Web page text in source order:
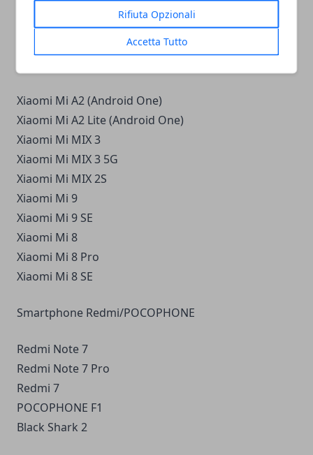
Rifiuta Opzionali
Accetta Tutto
Sony Xperia XZ2 Premium
Sony Xperia XZ3
Xiaomi Mi A2 (Android One)
Xiaomi Mi A2 Lite (Android One)
Xiaomi Mi MIX 3
Xiaomi Mi MIX 3 5G
Xiaomi Mi MIX 2S
Xiaomi Mi 9
Xiaomi Mi 9 SE
Xiaomi Mi 8
Xiaomi Mi 8 Pro
Xiaomi Mi 8 SE
Smartphone Redmi/POCOPHONE
Redmi Note 7
Redmi Note 7 Pro
Redmi 7
POCOPHONE F1
Black Shark 2